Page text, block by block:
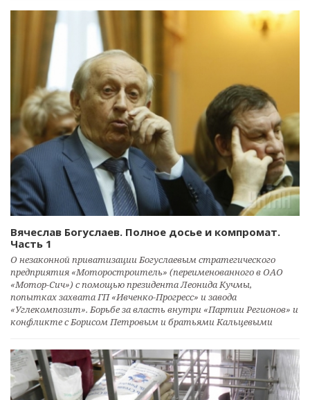
Вячеслав Богуслаев. Полное досье и компромат.
Часть 1
О незаконной приватизации Богуслаевым стратегического
предприятия «Моторостроитель» (переименованного в ОАО
«Мотор-Сич») с помощью президента Леонида Кучмы,
попытках захвата ГП «Ивченко-Прогресс» и завода
«Углекомпозит». Борьбе за власть внутри «Партии Регионов» и
конфликте с Борисом Петровым и братьями Кальцевыми